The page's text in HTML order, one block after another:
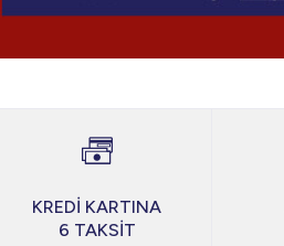
KREDİ KARTINA
6 TAKSİT